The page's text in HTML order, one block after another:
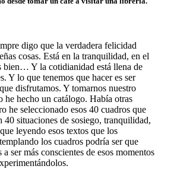
digo que la verdadera felicidad
cosas. Está en la tranquilidad, en el
bien… Y la cotidianidad está llena de
Y lo que tenemos que hacer es ser
disfrutamos. Y tomarnos nuestro
he hecho un catálogo. Había otras
he seleccionado esos 40 cuadros que
40 situaciones de sosiego, tranquilidad,
leyendo esos textos que los
los cuadros podría ser que
a ser más conscientes de esos momentos